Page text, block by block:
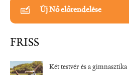
Új Nő előrendelése
FRISS
Két testvér és a gimnasztika